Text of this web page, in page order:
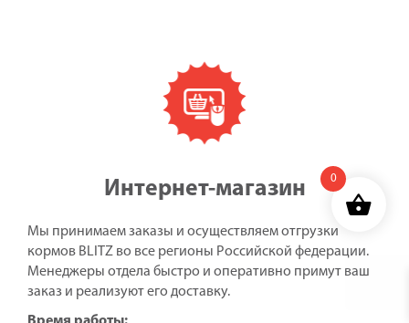
Интернет-магазин
Мы принимаем заказы и осуществляем отгрузки
кормов BLITZ во все регионы Российской федерации.
Менеджеры отдела быстро и оперативно примут ваш
заказ и реализуют его доставку.
0